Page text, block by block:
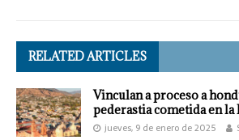
RELATED ARTICLES
Vinculan a proceso a
pederastia cometida en la
jueves, 9 de enero de 2025